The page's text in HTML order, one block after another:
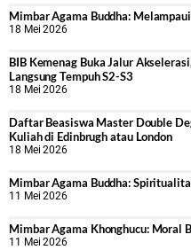
Mimbar Agama Buddha:
18 Mei 2026
BIB Kemenag Buka Jalur
Langsung Tempuh S2-S3
18 Mei 2026
Daftar Beasiswa Master Double
Kuliah di Edinbrugh atau London
18 Mei 2026
Mimbar Agama Buddha:
11 Mei 2026
Mimbar Agama Khonghucu: Moral
11 Mei 2026